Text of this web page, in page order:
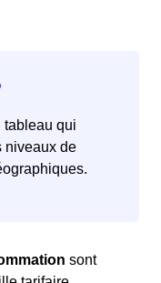
tableau qui
niveaux de
sont